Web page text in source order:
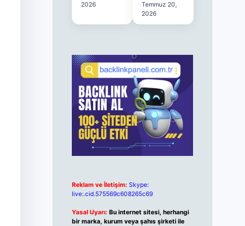
2026
Temmuz 20,
2026
Reklam ve İletişim: Skype:
live:.cid.575569c608265c69
Yasal Uyarı: Bu internet sitesi, herhangi
bir marka, kurum veya şahıs şirketi ile